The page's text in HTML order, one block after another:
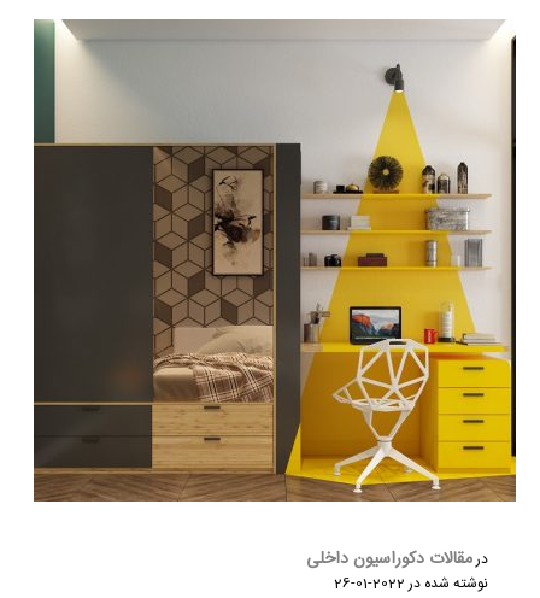
درمقالات دکوراسیون داخلی
نوشته شده در2022-01-26